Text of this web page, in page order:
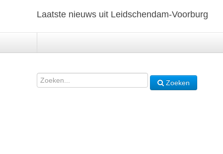
Laatste nieuws uit Leidschendam-Voorburg
Zoeken